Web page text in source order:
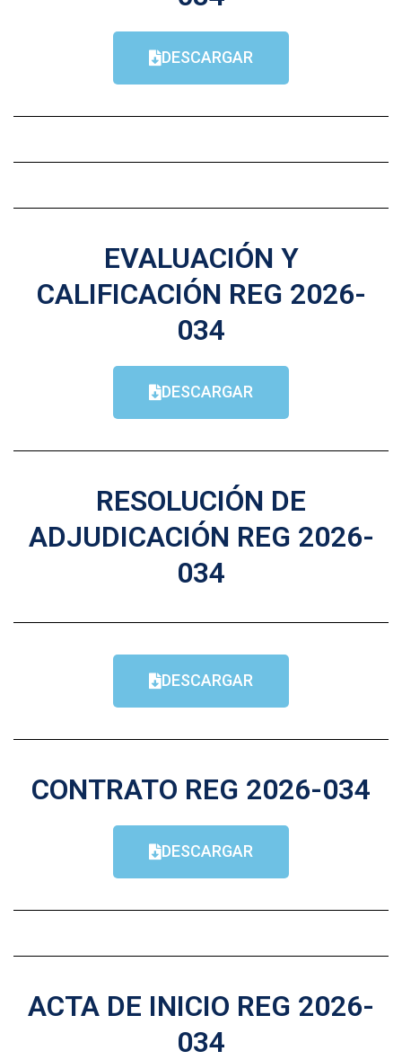
DESCARGAR
EVALUACIÓN Y
CALIFICACIÓN REG 2026-
034
DESCARGAR
RESOLUCIÓN DE
ADJUDICACIÓN REG 2026-
034
DESCARGAR
CONTRATO REG 2026-034
DESCARGAR
ACTA DE INICIO REG 2026-
034